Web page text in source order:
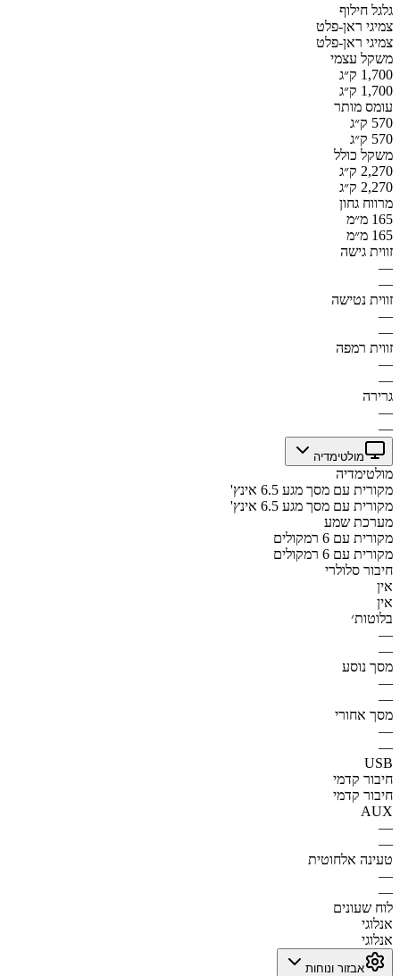
גלגל חילוף
צמיגי ראן-פלט
צמיגי ראן-פלט
משקל עצמי
1,700 ק״ג
1,700 ק״ג
עומס מותר
570 ק״ג
570 ק״ג
משקל כולל
2,270 ק״ג
2,270 ק״ג
מרווח גחון
165 מ״מ
165 מ״מ
זווית גישה
—
—
זווית נטישה
—
—
זווית רמפה
—
—
גרירה
—
—
מולטימדיה
מולטימדיה
מקורית עם מסך מגע 6.5 אינץ'
מקורית עם מסך מגע 6.5 אינץ'
מערכת שמע
מקורית עם 6 רמקולים
מקורית עם 6 רמקולים
חיבור סלולרי
אין
אין
בלוטות׳
—
—
מסך נוסע
—
—
מסך אחורי
—
—
USB
חיבור קדמי
חיבור קדמי
AUX
—
—
טעינה אלחוטית
—
—
לוח שעונים
אנלוגי
אנלוגי
אבזור ונוחות